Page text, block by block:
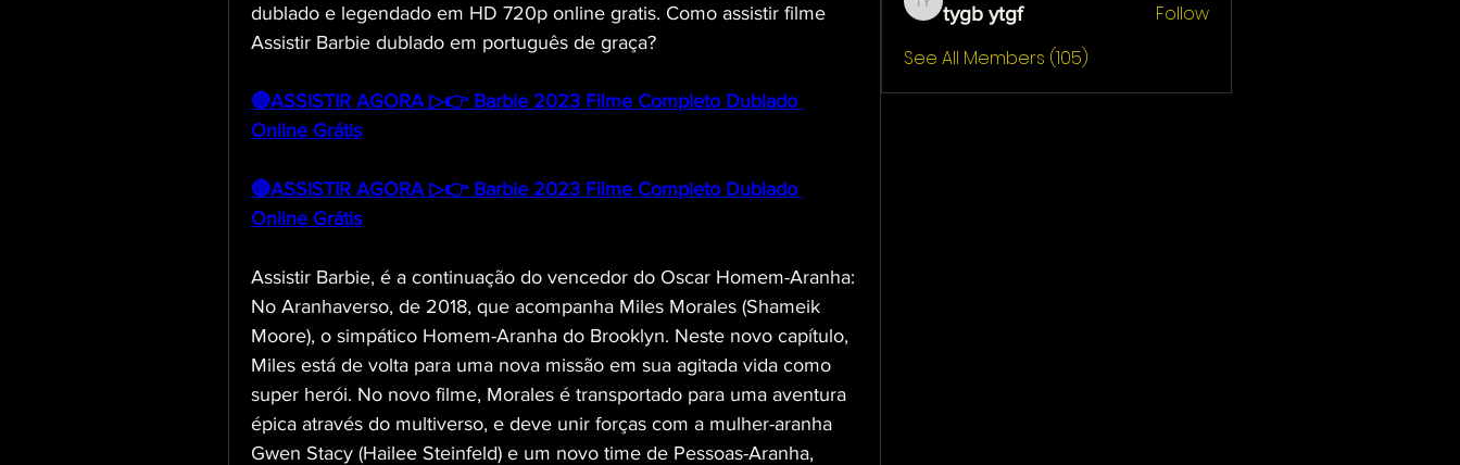
dublado e legendado em HD 720p online gratis. Como assistir filme
Assistir Barbie dublado em português de graça?
🔴ASSISTIR AGORA ▷👉 Barbie 2023 Filme Completo Dublado
Online Grátis
🔴ASSISTIR AGORA ▷👉 Barbie 2023 Filme Completo Dublado
Online Grátis
Assistir Barbie, é a continuação do vencedor do Oscar Homem-Aranha:
No Aranhaverso, de 2018, que acompanha Miles Morales (Shameik
Moore), o simpático Homem-Aranha do Brooklyn. Neste novo capítulo,
Miles está de volta para uma nova missão em sua agitada vida como
super herói. No novo filme, Morales é transportado para uma aventura
épica através do multiverso, e deve unir forças com a mulher-aranha
Gwen Stacy (Hailee Steinfeld) e um novo time de Pessoas-Aranha,
tygb ytgf
tygb ytgf
Follow
See All Members (105)